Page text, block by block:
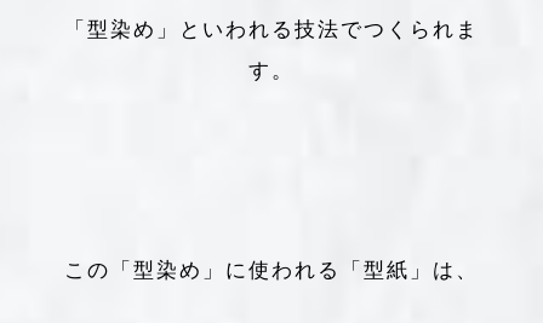
「型染め」といわれる技法でつくられま
す。
この「型染め」に使われる「型紙」は、